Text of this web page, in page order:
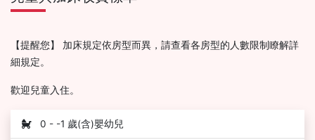
【提醒您】 加床規定依房型而異，請查看各房型的人數限制瞭解詳
細規定。
歡迎兒童入住。
0 - -1 歲(含)嬰幼兒